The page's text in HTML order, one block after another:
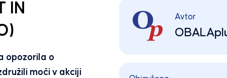
IN
opozorila o
moči v akciji
Avtor